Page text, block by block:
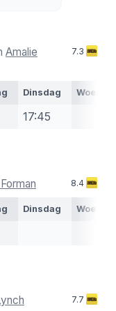
Amalie
7.3
Dinsdag
17:45
8.4
Dinsdag
7.7